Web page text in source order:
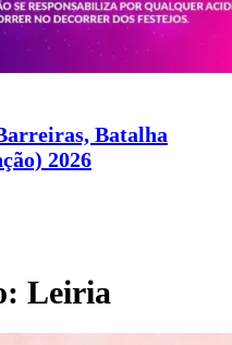
Batalha
2026
Leiria